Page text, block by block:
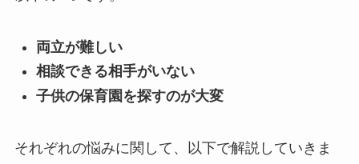
両立が難しい
相談できる相手がいない
子供の保育園を探すのが大変
それぞれの悩みに関して、以下で解説していきま